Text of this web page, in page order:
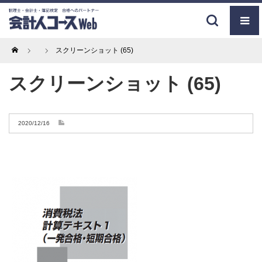
Home スクリーンショット (65)
スクリーンショット (65)
2020/12/16